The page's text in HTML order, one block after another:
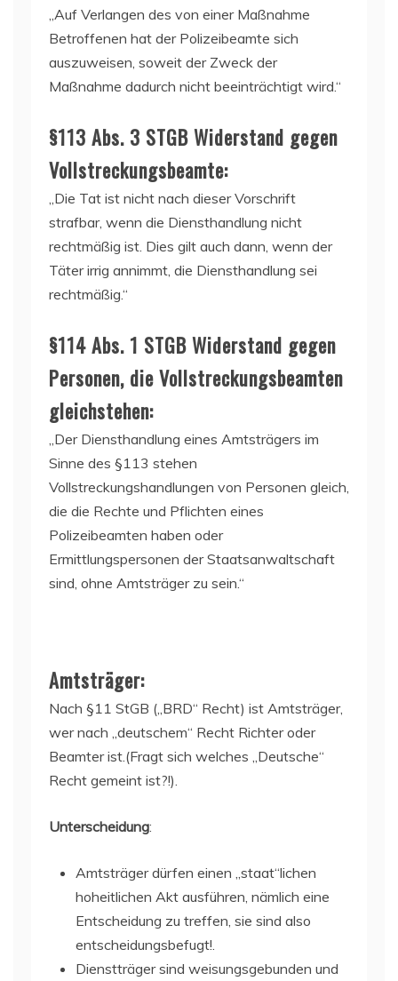
„Auf Verlangen des von einer Maßnahme
Betroffenen hat der Polizeibeamte sich
auszuweisen, soweit der Zweck der
Maßnahme dadurch nicht beeinträchtigt wird.“
§113 Abs. 3 STGB Widerstand gegen
Vollstreckungsbeamte:
„Die Tat ist nicht nach dieser Vorschrift
strafbar, wenn die Diensthandlung nicht
rechtmäßig ist. Dies gilt auch dann, wenn der
Täter irrig annimmt, die Diensthandlung sei
rechtmäßig.“
§114 Abs. 1 STGB Widerstand gegen
Personen, die Vollstreckungsbeamten
gleichstehen:
„Der Diensthandlung eines Amtsträgers im
Sinne des §113 stehen
Vollstreckungshandlungen von Personen gleich,
die die Rechte und Pflichten eines
Polizeibeamten haben oder
Ermittlungspersonen der Staatsanwaltschaft
sind, ohne Amtsträger zu sein.“
Amtsträger:
Nach §11 StGB („BRD“ Recht) ist Amtsträger,
wer nach „deutschem“ Recht Richter oder
Beamter ist.(Fragt sich welches „Deutsche“
Recht gemeint ist?!).
Unterscheidung:
Amtsträger dürfen einen „staat“lichen
hoheitlichen Akt ausführen, nämlich eine
Entscheidung zu treffen, sie sind also
entscheidungsbefugt!.
Dienstträger sind weisungsgebunden und